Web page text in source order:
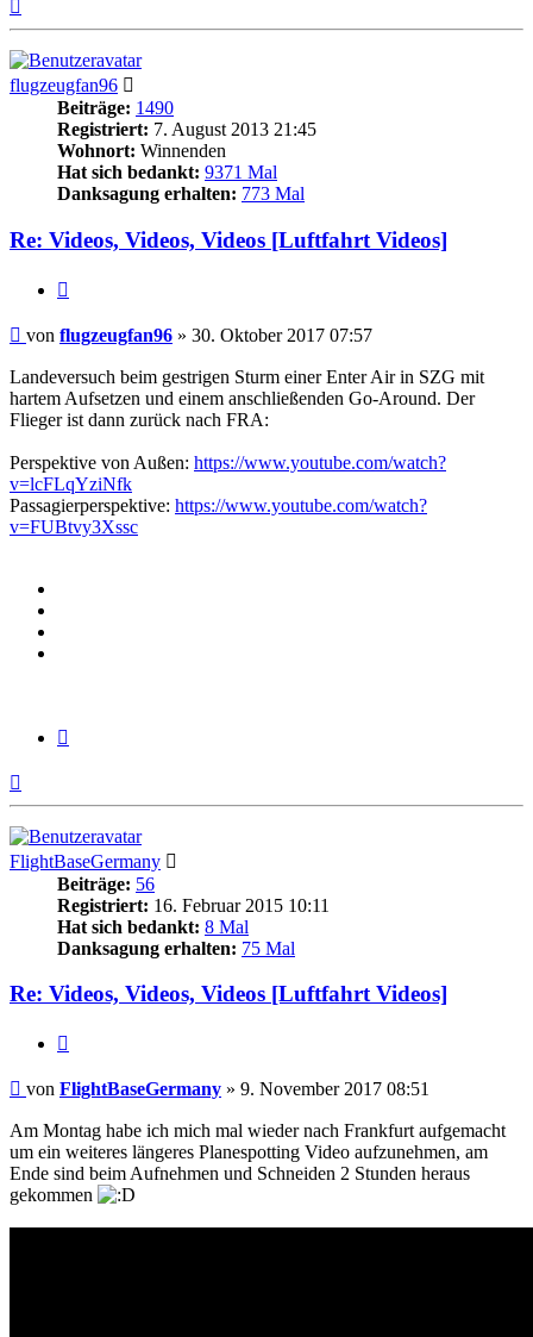
flugzeugfan96
Beiträge: 1490
Registriert: 7. August 2013 21:45
Wohnort: Winnenden
Hat sich bedankt: 9371 Mal
Danksagung erhalten: 773 Mal
Re: Videos, Videos, Videos [Luftfahrt Videos]
Beitrag
von flugzeugfan96 » 30. Oktober 2017 07:57
Landeversuch beim gestrigen Sturm einer Enter Air in SZG mit
hartem Aufsetzen und einem anschließenden Go-Around. Der
Flieger ist dann zurück nach FRA:
Perspektive von Außen: https://www.youtube.com/watch?
v=lcFLqYziNfk
Passagierperspektive: https://www.youtube.com/watch?
v=FUBtvy3Xssc
FlightBaseGermany
Beiträge: 56
Registriert: 16. Februar 2015 10:11
Hat sich bedankt: 8 Mal
Danksagung erhalten: 75 Mal
Re: Videos, Videos, Videos [Luftfahrt Videos]
Beitrag
von FlightBaseGermany » 9. November 2017 08:51
Am Montag habe ich mich mal wieder nach Frankfurt aufgemacht
um ein weiteres längeres Planespotting Video aufzunehmen, am
Ende sind beim Aufnehmen und Schneiden 2 Stunden heraus
gekommen